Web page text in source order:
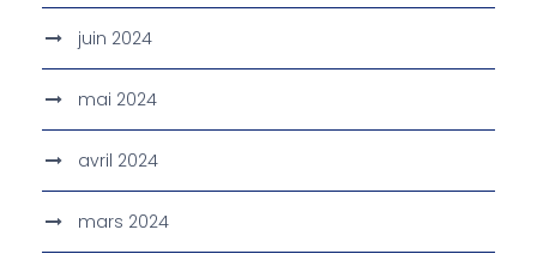
juin 2024
mai 2024
avril 2024
mars 2024